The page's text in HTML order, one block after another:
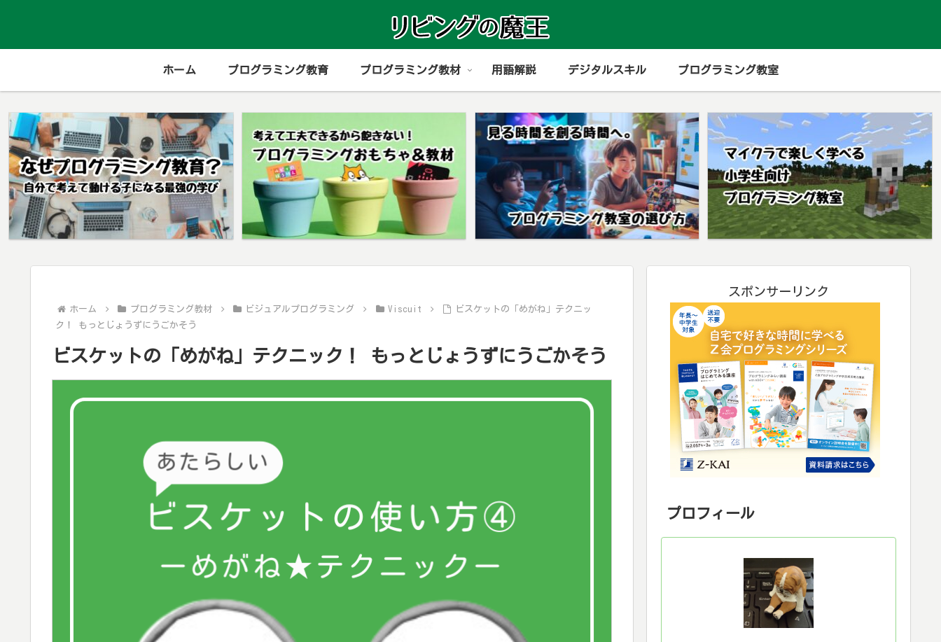
ホーム プログラミング教育 プログラミング教材 用語解説 デジタルスキル プログラミング教室
ホーム プログラミング教材 ビジュアルプログラミング Viscuit
ビスケットの「めがね」テクニッ
ク！ もっとじょうずにうごかそう
ビスケットの「めがね」テクニック！ もっとじょうずにうごかそう
スポンサーリンク
プロフィール